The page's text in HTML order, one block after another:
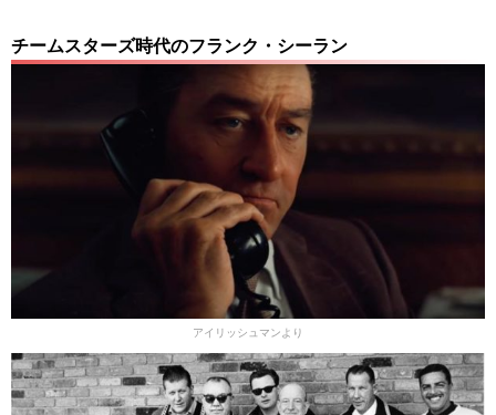
チームスターズ時代のフランク・シーラン
アイリッシュマンより